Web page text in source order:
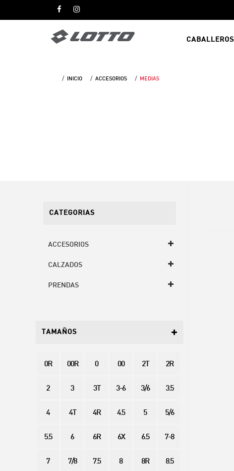
CABALLEROS
INICIO ACCESORIOS MEDIAS
CATEGORIAS
ACCESORIOS
CALZADOS
PRENDAS
TAMAÑOS
0R 00R 0 00 2T 2R
2 3 3T 3-6 3/6 3.5
4 4T 4R 4.5 5 5/6
5.5 6 6R 6X 6.5 7-8
7 7/8 7.5 8 8R 8.5